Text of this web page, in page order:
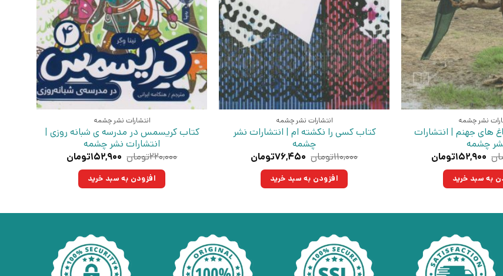
نشر چشمه
های جهنم | انتشارات
چشمه
قیمت
۲۲۰,۰۰۰تومان
بود.
۱۵۲,۹۰۰تومان
به سبد خرید
انتشارات نشر چشمه
کتاب کسی را نکشته ام | انتشارات نشر
چشمه
۱۱۰,۰۰۰تومان قیمت
۱۱۰,۰۰۰تومان
بود.
۷۶,۴۵۰تومان
افزودن به سبد خرید
انتشارات نشر چشمه
کتاب کریسمس در مدرسه ی شبانه روزی |
انتشارات نشر چشمه
۲۲۰,۰۰۰تومان قیمت
۲۲۰,۰۰۰تومان
بود.
۱۵۲,۹۰۰تومان
افزودن به سبد خرید